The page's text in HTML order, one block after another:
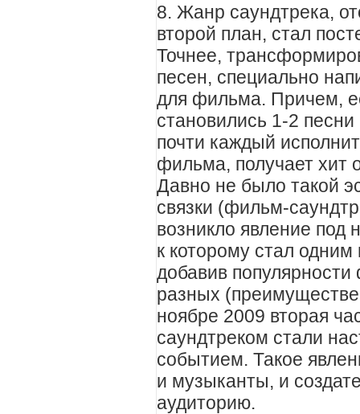
8. Жанр саундтрека,
второй план, стал
Точнее,
песен, специально
для фильма. Причем,
становились 1-2
почти каждый
фильма, получает хит
Давно не было такой
связки (фильм-
возникло явление под
к которому стал
добавив
разных
ноябре 2009 вторая
саундтреком стали
событием. Такое
и музыканты, и
аудиторию.